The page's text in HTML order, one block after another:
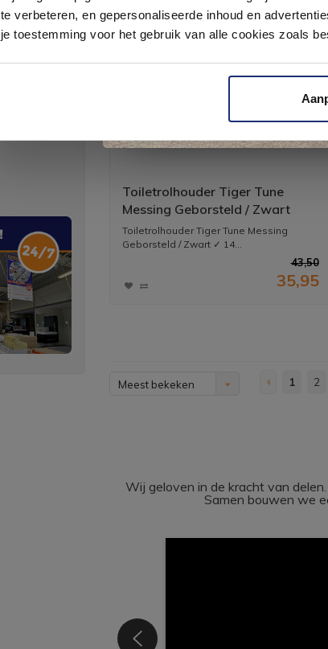
te verbeteren, en gepersonaliseerde inhoud en
je toestemming voor het gebruik van alle cookies zoals
Toiletrolhouder Tiger Tune
Messing Geborsteld / Zwart
Toiletrolhouder Tiger Tune Messing
Geborsteld / Zwart ✓ 14...
43,50
35,95
Meest bekeken 1 2
Wij geloven in de kracht van
Samen bouwen we
& sanitair direct uit
Kom langs en